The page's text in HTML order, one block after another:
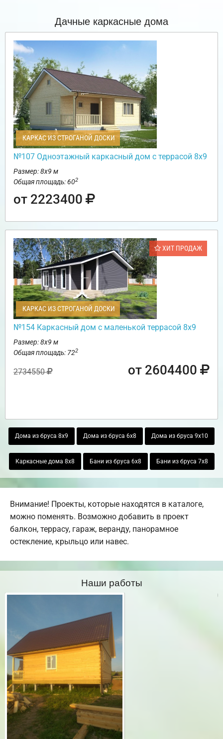
Дачные каркасные дома
КАРКАС ИЗ СТРОГАНОЙ ДОСКИ
№107 Одноэтажный каркасный дом с террасой 8х9
Размер: 8х9 м
Общая площадь: 602
от 2223400
ХИТ ПРОДАЖ
КАРКАС ИЗ СТРОГАНОЙ ДОСКИ
№154 Каркасный дом с маленькой террасой 8х9
Размер: 8х9 м
Общая площадь: 722
2734550 от 2604400
Дома из бруса 8х9 Дома из бруса 6х8 Дома из бруса 9х10
Каркасные дома 8х8 Бани из бруса 6х8 Бани из бруса 7х8
Внимание! Проекты, которые находятся в каталоге,
можно поменять. Возможно добавить в проект
балкон, террасу, гараж, веранду, панорамное
остекление, крыльцо или навес.
Наши работы